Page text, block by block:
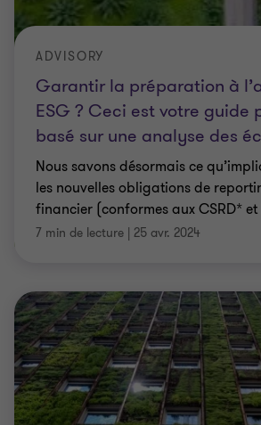
Garantir la préparation à
ESG ? Ceci est votre guide
basé sur une analyse des
ADVISORY
Nous savons désormais ce
les nouvelles obligations de
financier (conformes aux CSRD* et
7 min de lecture | 25 avr. 2024